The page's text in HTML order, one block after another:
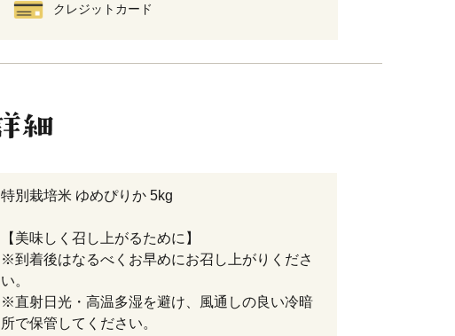
クレジットカード
特別栽培米 ゆめぴりか 5kg
【美味しく召し上がるために】
※到着後はなるべくお早めにお召し上がりくださ
い。
※直射日光・高温多湿を避け、風通しの良い冷暗
所で保管してください。